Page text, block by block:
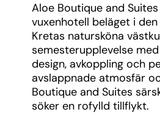
Aloe Boutique and
vuxenhotell beläget i
Kretas natursköna
semesterupplevelse
design, avkoppling och
avslappnade atmosfär
Boutique and Suites
söker en rofylld tillflykt.